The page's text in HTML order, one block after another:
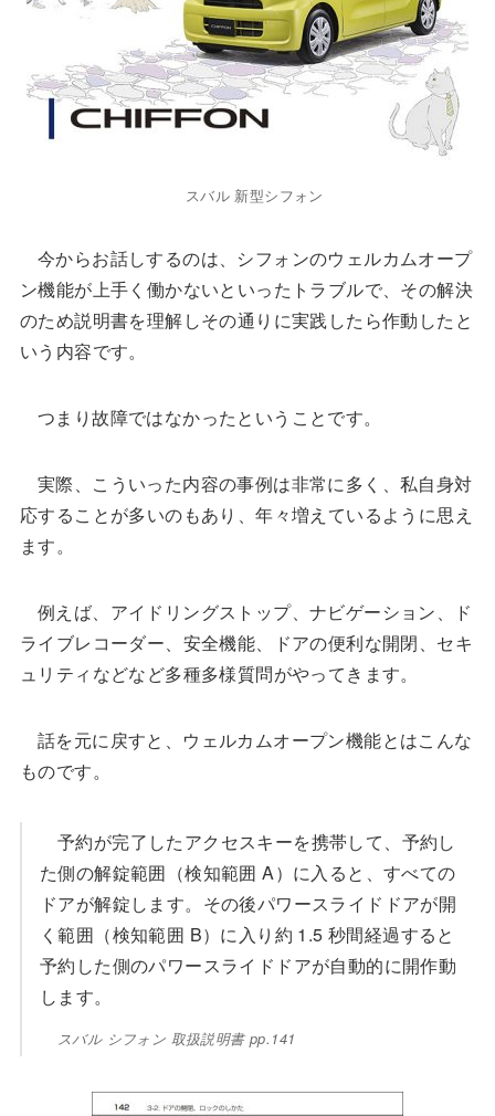
スバル 新型シフォン
今からお話しするのは、シフォンのウェルカムオープ
ン機能が上手く働かないといったトラブルで、その解決
のため説明書を理解しその通りに実践したら作動したと
いう内容です。
つまり故障ではなかったということです。
実際、こういった内容の事例は非常に多く、私自身対
応することが多いのもあり、年々増えているように思え
ます。
例えば、アイドリングストップ、ナビゲーション、ド
ライブレコーダー、安全機能、ドアの便利な開閉、セキ
ュリティなどなど多種多様質問がやってきます。
話を元に戻すと、ウェルカムオープン機能とはこんな
ものです。
予約が完了したアクセスキーを携帯して、予約し
た側の解錠範囲（検知範囲 A）に入ると、すべての
ドアが解錠します。その後パワースライドドアが開
く範囲（検知範囲 B）に入り約 1.5 秒間経過すると
予約した側のパワースライドドアが自動的に開作動
します。
スバル シフォン 取扱説明書 pp.141